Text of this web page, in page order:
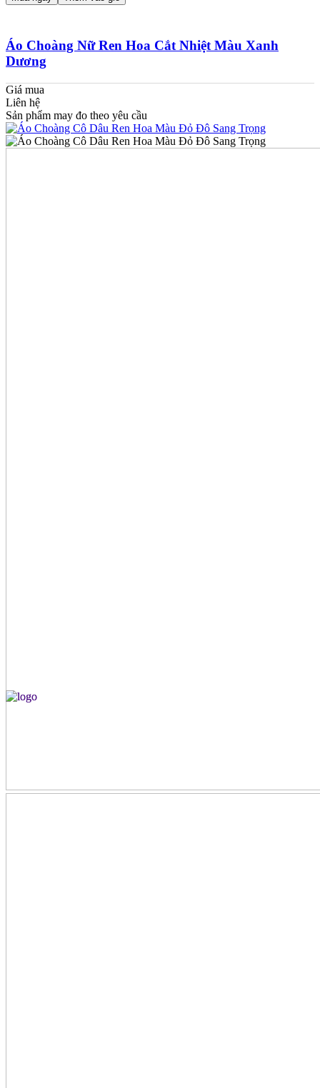
Áo Choàng Nữ Ren Hoa Cắt Nhiệt Màu Xanh
Dương
Giá mua
Liên hệ
Sản phẩm may đo theo yêu cầu